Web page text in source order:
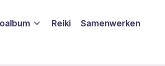
Reiki Samenwerken